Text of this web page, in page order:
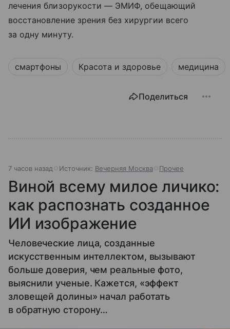
лечения близорукости — ЭМИФ, обещающий
восстановление зрения без хирургии всего
за одну минуту.
смартфоны Красота и здоровье медицина
Поделиться
7 часов назад Источник: Вечерняя Москва Прочее
Виной всему милое личико:
как распознать созданное
ИИ изображение
Человеческие лица, созданные
искусственным интеллектом, вызывают
больше доверия, чем реальные фото,
выяснили ученые. Кажется, «эффект
зловещей долины» начал работать
в обратную сторону…